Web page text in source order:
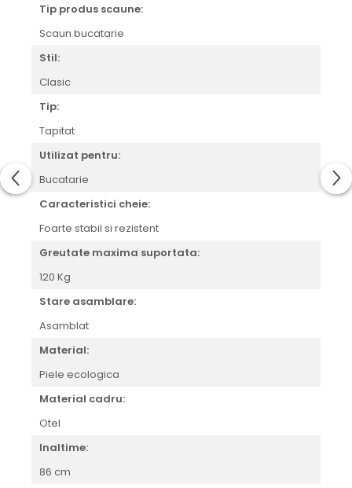
Tip produs scaune:
Scaun bucatarie
Stil:
Clasic
Tip:
Tapitat
Utilizat pentru:
Bucatarie
Caracteristici cheie:
Foarte stabil si rezistent
Greutate maxima suportata:
120 Kg
Stare asamblare:
Asamblat
Material:
Piele ecologica
Material cadru:
Otel
Inaltime:
86 cm